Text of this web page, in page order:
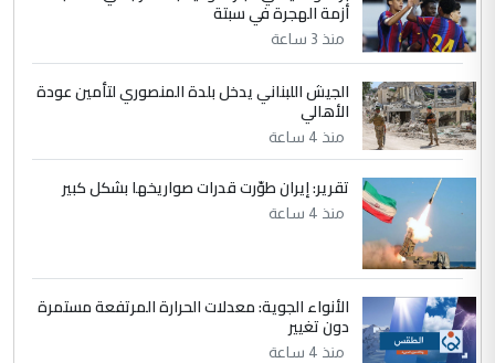
جنسية الرافد الثالث للعراق ومن اصول عريقة
ابا فرات ...
الموضوع :
الجواهري يرد على صدام حسين سل
مضجعيك يابن الزنا (نص كامل)
التعليق : تحياتي لك استاذ حامدتركان. كلام
دقيق ومسؤول؛ فالاستثمار الحقيقي للإنسان
وثروات البلد يعتمد على الكفاءة ...
الموضوع :
بين الإهمال واغتصاب الأرض.. بلاد
الرافدين تعاني الجفاف والتصحر!!
أزمة الهجرة في سبتة
منذ 3 ساعة
الجيش اللبناني يدخل بلدة المنصوري لتأمين عودة
الأهالي
منذ 4 ساعة
تقرير: إيران طوّرت قدرات صواريخها بشكل كبير
منذ 4 ساعة
الأنواء الجوية: معدلات الحرارة المرتفعة مستمرة
دون تغيير
منذ 4 ساعة